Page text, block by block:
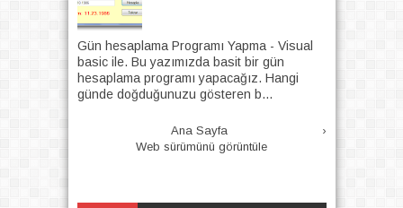
Gün hesaplama Programı Yapma - Visual
basic ile. Bu yazımızda basit bir gün
hesaplama programı yapacağız. Hangi
günde doğduğunuzu gösteren b...
›
Ana Sayfa
Web sürümünü görüntüle